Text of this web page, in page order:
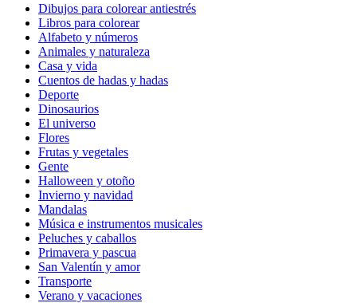
Dibujos para colorear antiestrés
Libros para colorear
Alfabeto y números
Animales y naturaleza
Casa y vida
Cuentos de hadas y hadas
Deporte
Dinosaurios
El universo
Flores
Frutas y vegetales
Gente
Halloween y otoño
Invierno y navidad
Mandalas
Música e instrumentos musicales
Peluches y caballos
Primavera y pascua
San Valentín y amor
Transporte
Verano y vacaciones